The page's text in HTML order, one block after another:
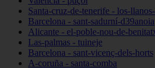
Santa-cruz-de-tenerife - los-
Barcelona - sant-sadurní-d39anoia
Alicante - el-poble-nou-de-
Las-palmas - tuineje
Barcelona - sant-vicenç-dels-horts
A-coruña - santa-comba